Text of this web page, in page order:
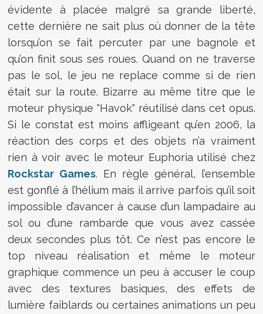
évidente à placée malgré sa grande liberté,
cette dernière ne sait plus où donner de la tête
lorsqu’on se fait percuter par une bagnole et
qu’on finit sous ses roues. Quand on ne traverse
pas le sol, le jeu ne replace comme si de rien
était sur la route. Bizarre au même titre que le
moteur physique "Havok" réutilisé dans cet opus.
Si le constat est moins affligeant qu’en 2006, la
réaction des corps et des objets n’a vraiment
rien à voir avec le moteur Euphoria utilisé chez
Rockstar Games. En règle général, l’ensemble
est gonflé à l’hélium mais il arrive parfois qu’il soit
impossible d’avancer à cause d’un lampadaire au
sol ou d’une rambarde que vous avez cassée
deux secondes plus tôt. Ce n’est pas encore le
top niveau réalisation et même le moteur
graphique commence un peu à accuser le coup
avec des textures basiques, des effets de
lumière faiblards ou certaines animations un peu